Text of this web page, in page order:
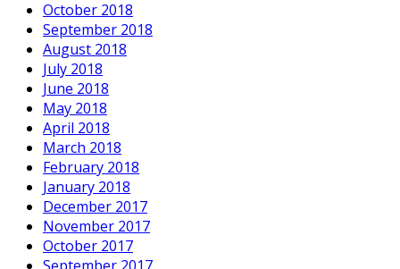
October 2018
September 2018
August 2018
July 2018
June 2018
May 2018
April 2018
March 2018
February 2018
January 2018
December 2017
November 2017
October 2017